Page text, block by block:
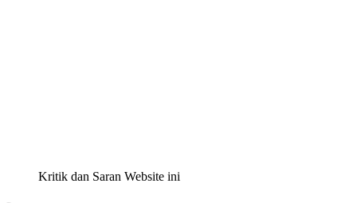
Kritik dan Saran Website ini